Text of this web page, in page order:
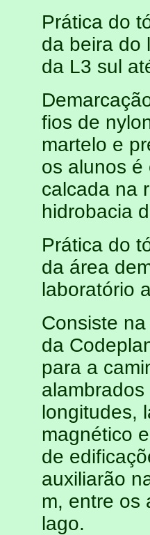
Prática do
da beira do
da L3 sul
fios de
martelo e
os alunos é
calcada na
hidrobacia
Prática do
da área
laboratório
Consiste
da
para a
longitudes,
magnético
de
auxiliarão
m, entre os
lago.